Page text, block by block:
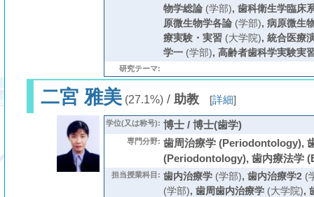
物学総論(学部), 歯科衛生学臨床
原微生物学各論(学部), 病原微生
療実験・実習(大学院), 統合医療
学一(学部), 高齢者歯科学実験実
研究テーマ:
二宮 雅美(27.1%)/ 助教 [詳細]
学位(又は称号): 博士 / 博士(歯学)
専門分野: 歯周治療学 (Periodontology),
(Periodontology), 歯内療法学
担当授業科目: 歯内治療学(学部), 歯内治療学2 (
(学部), 歯周歯内治療学(大学院),